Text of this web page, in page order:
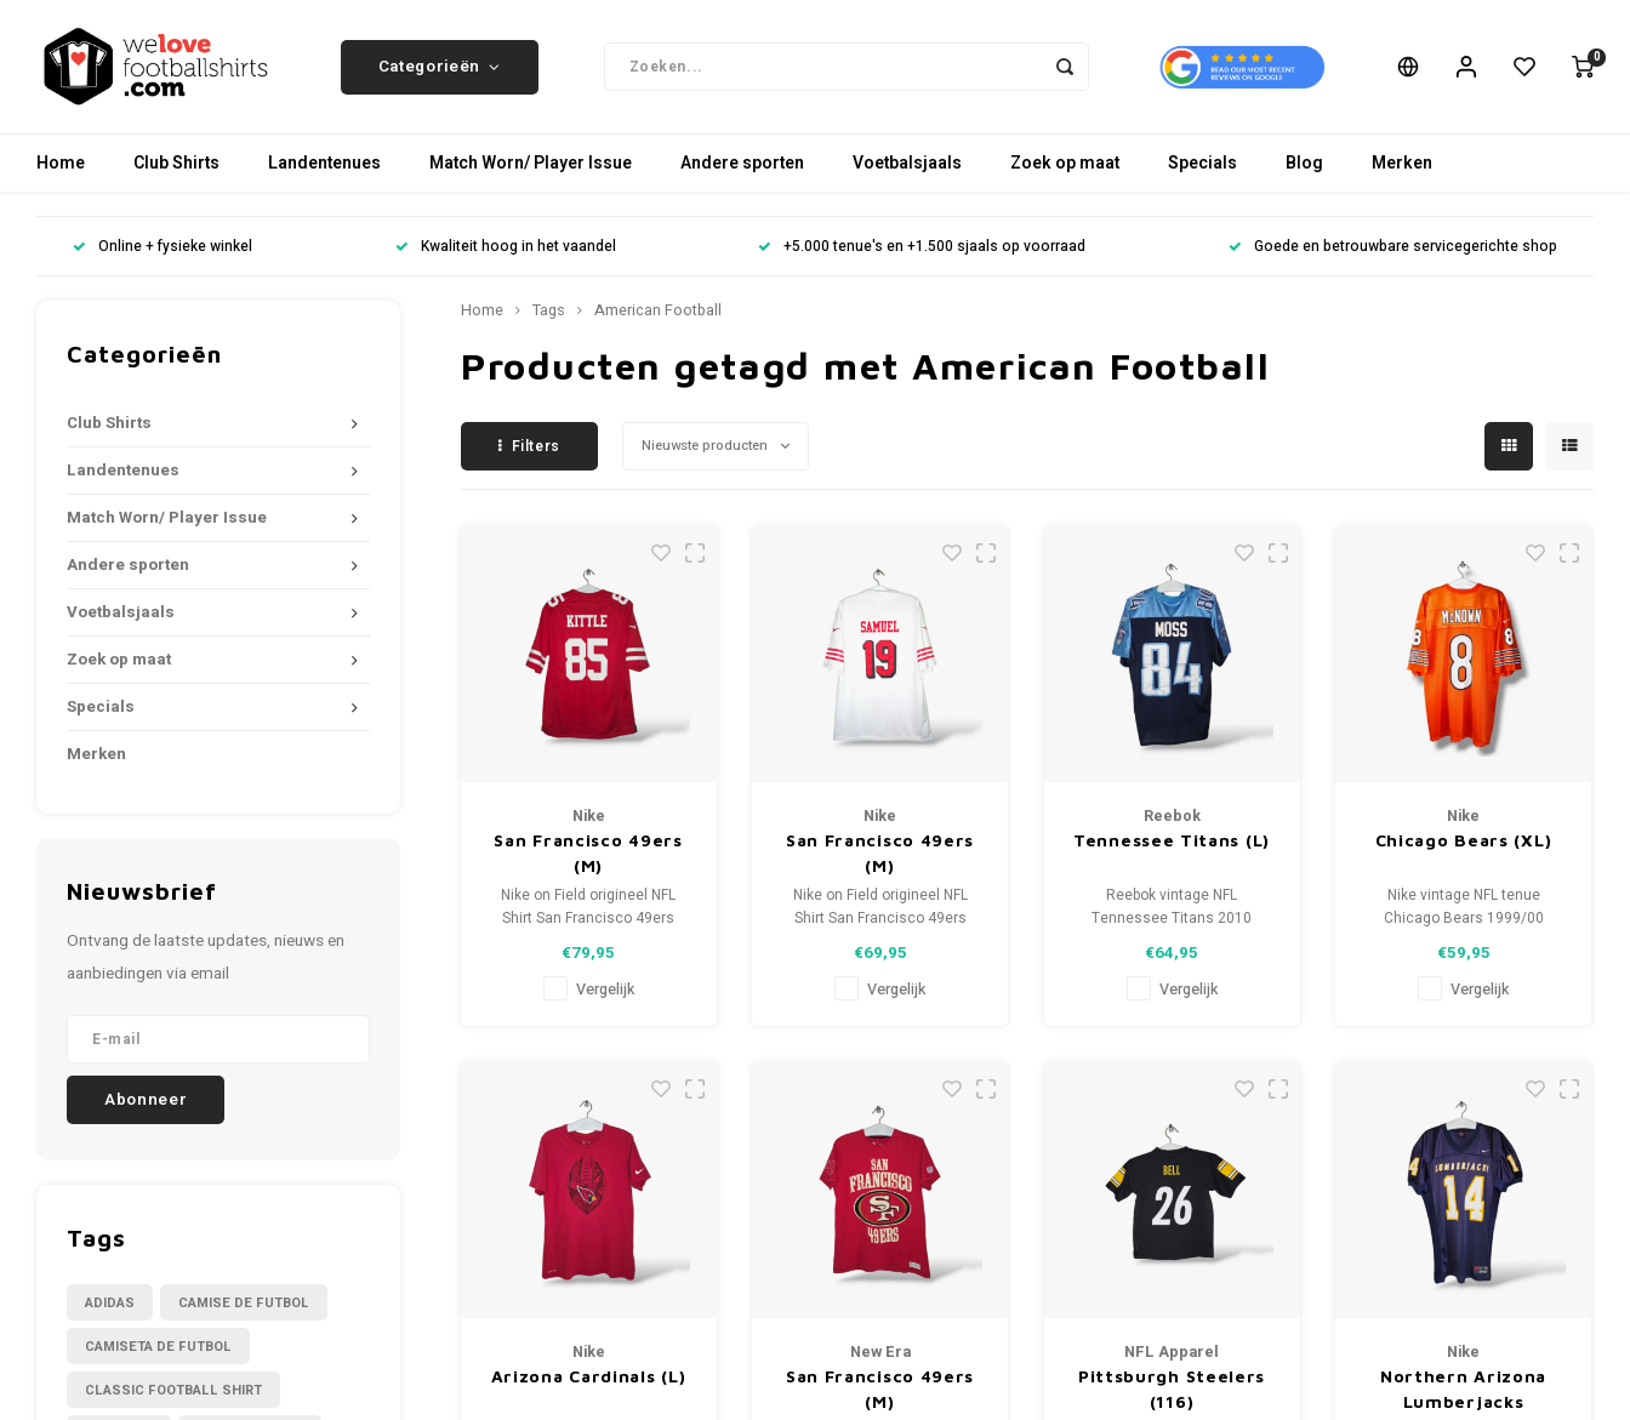
Categorieën 0
Home Club Shirts Landentenues Match Worn/ Player Issue Andere sporten Voetbalsjaals Zoek op maat Specials Blog Merken
Online + fysieke winkel Kwaliteit hoog in het vaandel +5.000 tenue's en +1.500 sjaals op voorraad Goede en betrouwbare servicegerichte shop
Categorieën
Club Shirts
Landentenues
Match Worn/ Player Issue
Andere sporten
Voetbalsjaals
Zoek op maat
Specials
Merken
Nieuwsbrief
Ontvang de laatste updates, nieuws en
aanbiedingen via email
Abonneer
Tags
ADIDAS CAMISE DE FUTBOL
CAMISETA DE FUTBOL
CLASSIC FOOTBALL SHIRT
Home Tags American Football
Producten getagd met American Football
Filters Nieuwste producten
Nike
San Francisco 49ers
(M)
Nike on Field origineel NFL
Shirt San Francisco 49ers
Maat: M (unisex)
Conditie: 9.5/10 (gebruikt)
€79,95
Vergelijk
Nike
San Francisco 49ers
(M)
Nike on Field origineel NFL
Shirt San Francisco 49ers
Maat: M (unisex)
Conditie: 9.5/10 (gebruikt)
€69,95
Vergelijk
Reebok
Tennessee Titans (L)
Reebok vintage NFL
Tennessee Titans 2010
Conditie: 9/10 (gebruikt)
€64,95
Vergelijk
Nike
Chicago Bears (XL)
Nike vintage NFL tenue
Chicago Bears 1999/00
Conditie: 9/10 (gebruikt)
€59,95
Vergelijk
Nike
Arizona Cardinals (L)
New Era
San Francisco 49ers
(M)
NFL Apparel
Pittsburgh Steelers
(116)
Nike
Northern Arizona
Lumberjacks